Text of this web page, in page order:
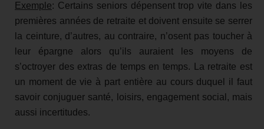
Exemple: Certains seniors dépensent trop vite dans les
premières années de retraite et doivent ensuite se serrer
la ceinture, d’autres, au contraire, n’osent pas toucher à
leur épargne alors qu’ils auraient les moyens de
s’octroyer des extras de temps en temps. La retraite est
un moment de vie à part entière au cours duquel il faut
savoir conjuguer santé, loisirs, engagement social, mais
aussi incertitudes.